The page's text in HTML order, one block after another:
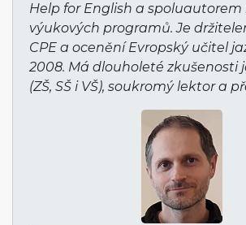
Help for English a
výukových programů. Je
CPE a ocenění Evropský učitel
2008. Má dlouholeté zkušenosti
(ZŠ, SŠ i VŠ), soukromý lektor a